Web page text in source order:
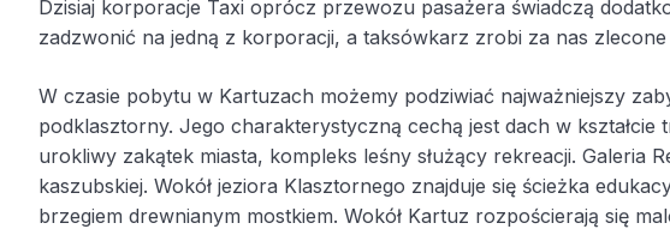
Dzisiaj korporacje Taxi oprócz przewozu pasażera świadczą
zadzwonić na jedną z korporacji, a taksówkarz zrobi za nas
W czasie pobytu w Kartuzach możemy podziwiać najważniejszy
podklasztorny. Jego charakterystyczną cechą jest dach w kształcie
urokliwy zakątek miasta, kompleks leśny służący rekreacji.
kaszubskiej. Wokół jeziora Klasztornego znajduje się ścieżka
brzegiem drewnianym mostkiem. Wokół Kartuz rozpościerają się